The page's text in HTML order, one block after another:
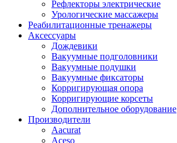
Рефлекторы электрические
Урологические массажеры
Реабилитационные тренажеры
Аксессуары
Дождевики
Вакуумные подголовники
Вакуумные подушки
Вакуумные фиксаторы
Корригирующая опора
Корригирующие корсеты
Дополнительное оборудование
Производители
Aacurat
Aceso